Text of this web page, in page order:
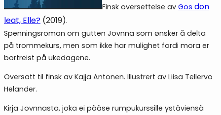
Finsk oversettelse av Gos don
leat, Elle? (2019).
Spenningsroman om gutten Jovnna som ønsker å delta
på trommekurs, men som ikke har mulighet fordi mora er
bortreist på ukedagene.
Oversatt til finsk av Kajja Antonen. Illustrert av Liisa Tellervo
Helander.
Kirja Jovnnasta, joka ei pääse rumpukurssille ystäviensä